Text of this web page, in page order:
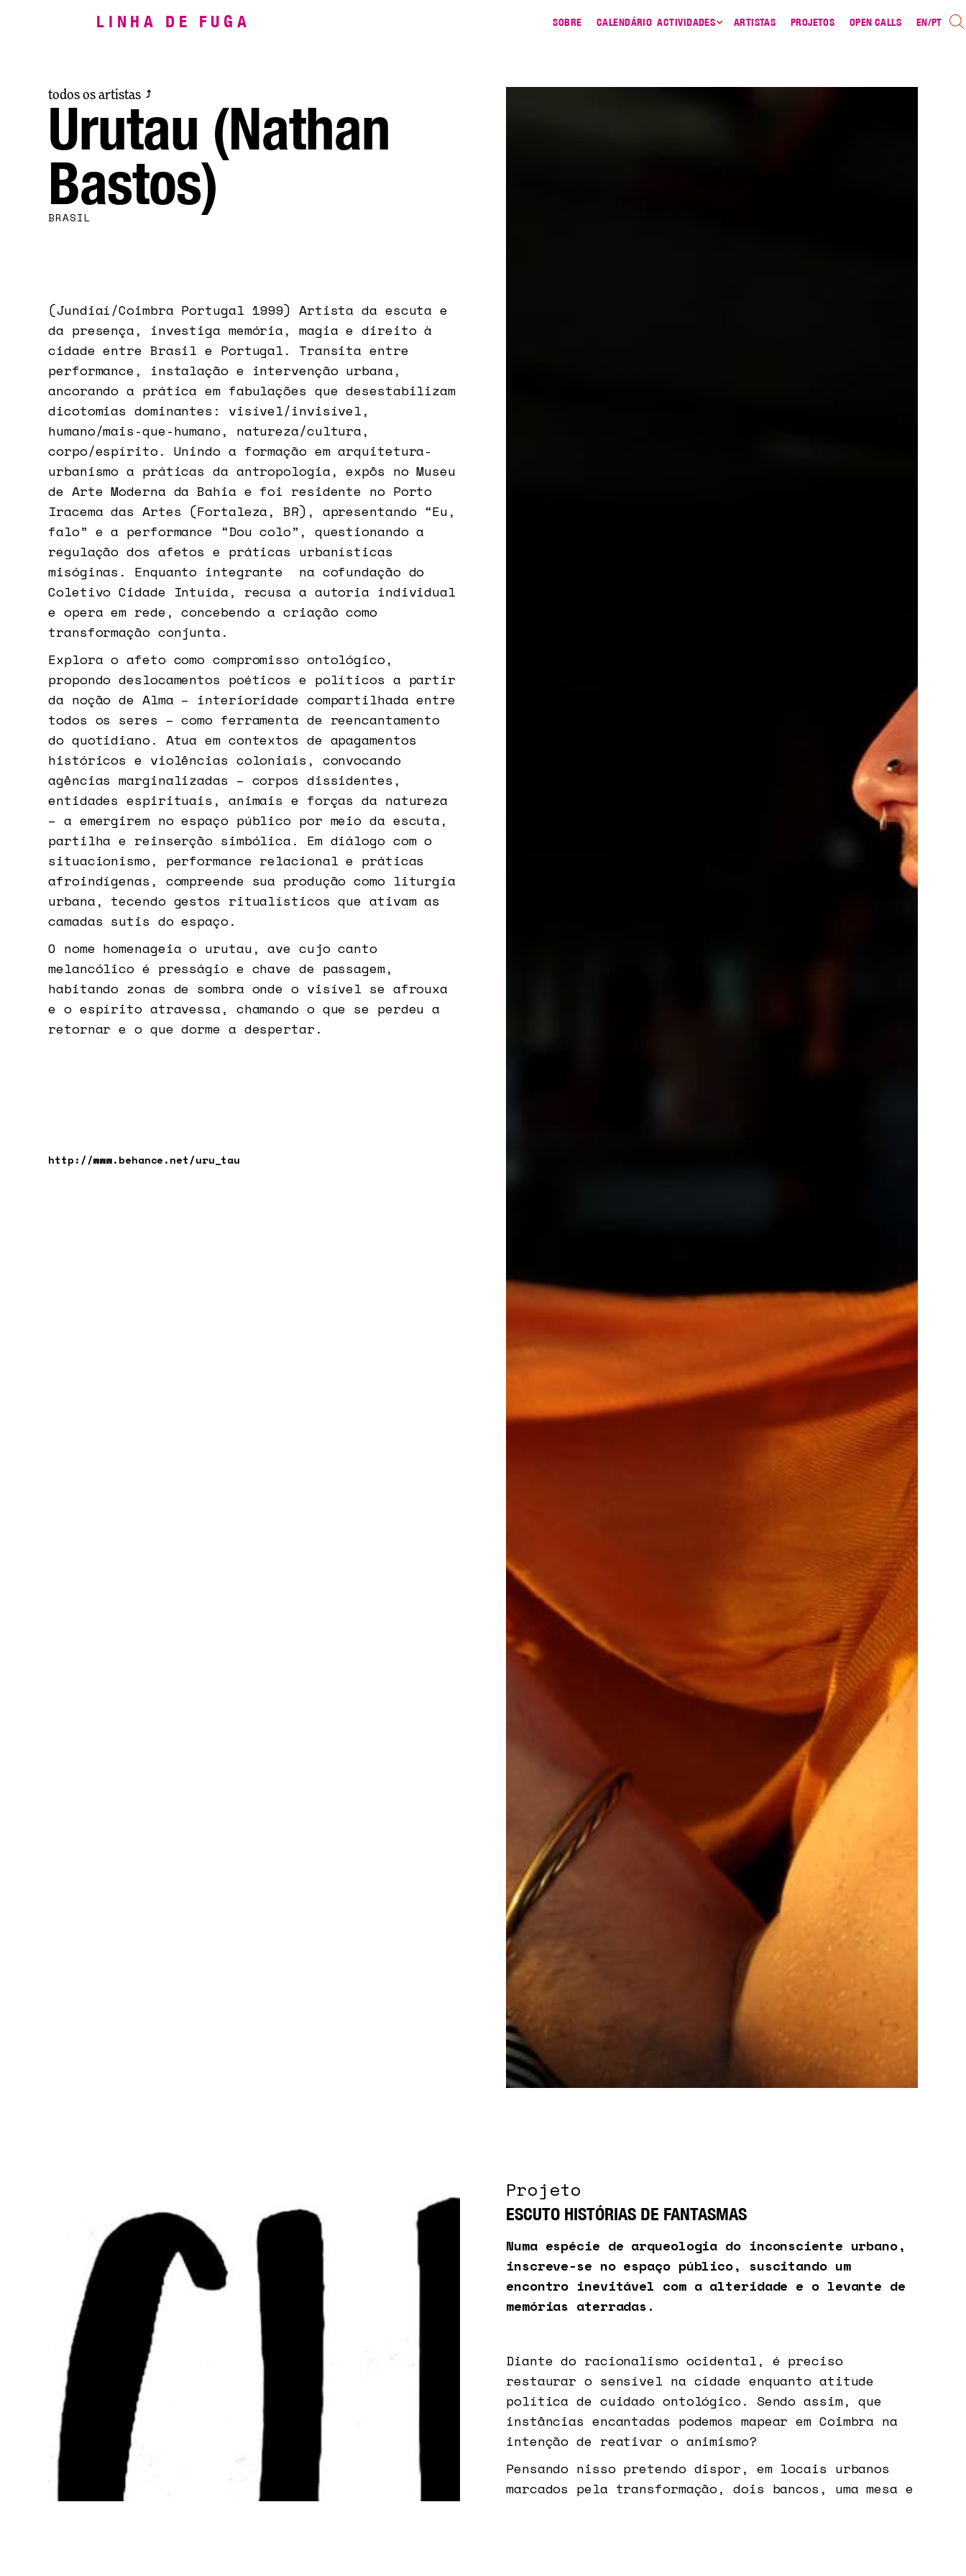
LINHA DE FUGA SOBRE CALENDÁRIO ACTIVIDADES ARTISTAS PROJETOS OPEN CALLS EN/PT
todos os artistas ⤴
Urutau (Nathan
Bastos)
BRASIL
(Jundiaí/Coimbra Portugal 1999) Artista da escuta e
da presença, investiga memória, magia e direito à
cidade entre Brasil e Portugal. Transita entre
performance, instalação e intervenção urbana,
ancorando a prática em fabulações que desestabilizam
dicotomias dominantes: visível/invisível,
humano/mais-que-humano, natureza/cultura,
corpo/espírito. Unindo a formação em arquitetura-
urbanismo a práticas da antropologia, expôs no Museu
de Arte Moderna da Bahia e foi residente no Porto
Iracema das Artes (Fortaleza, BR), apresentando “Eu,
falo” e a performance “Dou colo”, questionando a
regulação dos afetos e práticas urbanísticas
misóginas. Enquanto integrante na cofundação do
Coletivo Cidade Intuída, recusa a autoria individual
e opera em rede, concebendo a criação como
transformação conjunta.
Explora o afeto como compromisso ontológico,
propondo deslocamentos poéticos e políticos a partir
da noção de Alma – interioridade compartilhada entre
todos os seres – como ferramenta de reencantamento
do quotidiano. Atua em contextos de apagamentos
históricos e violências coloniais, convocando
agências marginalizadas – corpos dissidentes,
entidades espirituais, animais e forças da natureza
– a emergirem no espaço público por meio da escuta,
partilha e reinserção simbólica. Em diálogo com o
situacionismo, performance relacional e práticas
afroindígenas, compreende sua produção como liturgia
urbana, tecendo gestos ritualísticos que ativam as
camadas sutis do espaço.
O nome homenageia o urutau, ave cujo canto
melancólico é presságio e chave de passagem,
habitando zonas de sombra onde o visível se afrouxa
e o espírito atravessa, chamando o que se perdeu a
retornar e o que dorme a despertar.
http://www.behance.net/uru_tau
Projeto
ESCUTO HISTÓRIAS DE FANTASMAS
Numa espécie de arqueologia do inconsciente urbano,
inscreve-se no espaço público, suscitando um
encontro inevitável com a alteridade e o levante de
memórias aterradas.
Diante do racionalismo ocidental, é preciso
restaurar o sensível na cidade enquanto atitude
política de cuidado ontológico. Sendo assim, que
instâncias encantadas podemos mapear em Coimbra na
intenção de reativar o animismo?
Pensando nisso pretendo dispor, em locais urbanos
marcados pela transformação, dois bancos, uma mesa e